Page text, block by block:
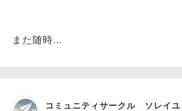
また随時...
コミュニティサークル ソレイユ